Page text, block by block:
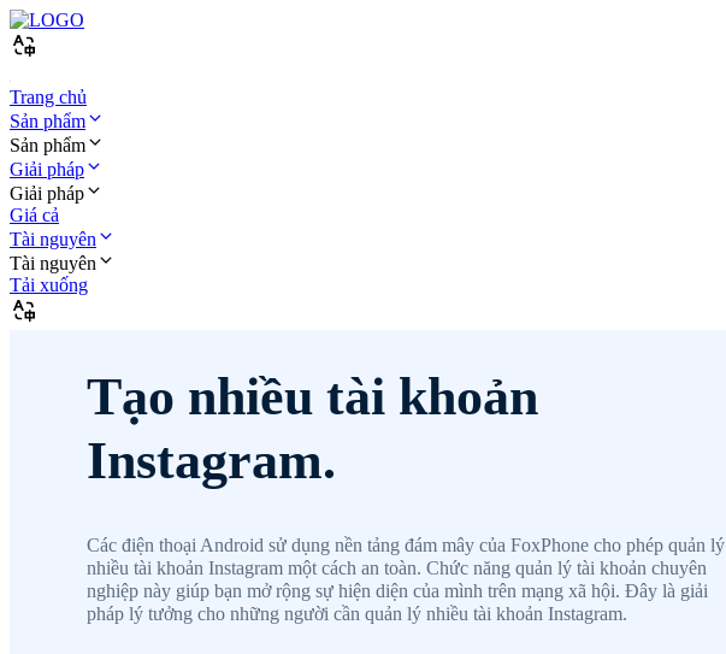
Trang chủ
Sản phẩm
Sản phẩm
Giải pháp
Giải pháp
Giá cả
Tài nguyên
Tài nguyên
Tải xuống
Tạo nhiều tài khoản
Instagram.
Các điện thoại Android sử dụng nền tảng đám mây của FoxPhone cho phép quản lý
nhiều tài khoản Instagram một cách an toàn. Chức năng quản lý tài khoản chuyên
nghiệp này giúp bạn mở rộng sự hiện diện của mình trên mạng xã hội. Đây là giải
pháp lý tưởng cho những người cần quản lý nhiều tài khoản Instagram.